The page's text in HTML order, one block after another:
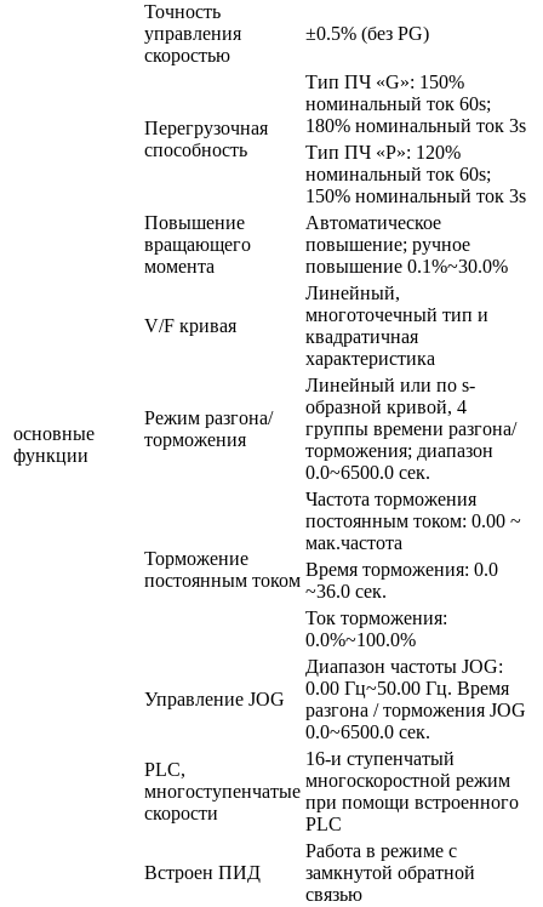
основные
функции
Точность
управления
скоростью
±0.5% (без PG)
Перегрузочная
способность
Тип ПЧ «G»: 150%
номинальный ток 60s;
180% номинальный ток 3s
Тип ПЧ «P»: 120%
номинальный ток 60s;
150% номинальный ток 3s
Повышение
вращающего
момента
Автоматическое
повышение; ручное
повышение 0.1%~30.0%
V/F кривая
Линейный,
многоточечный тип и
квадратичная
характеристика
Режим разгона/
торможения
Линейный или по s-
образной кривой, 4
группы времени разгона/
торможения; диапазон
0.0~6500.0 сек.
Торможение
постоянным током
Частота торможения
постоянным током: 0.00 ~
мак.частота
Время торможения: 0.0
~36.0 сек.
Ток торможения:
0.0%~100.0%
Управление JOG
Диапазон частоты JOG:
0.00 Гц~50.00 Гц. Время
разгона / торможения JOG
0.0~6500.0 сек.
PLC,
многоступенчатые
скорости
16-и ступенчатый
многоскоростной режим
при помощи встроенного
PLC
Встроен ПИД
Работа в режиме с
замкнутой обратной
связью